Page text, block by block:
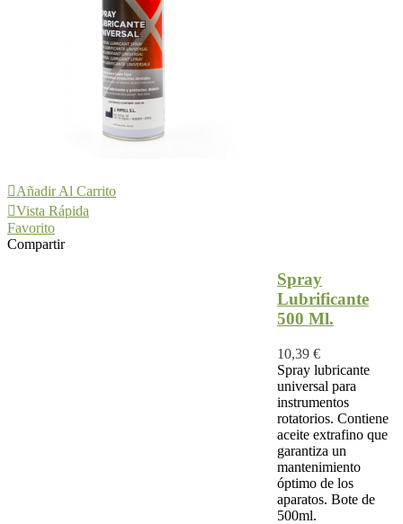
Añadir Al Carrito
Vista Rápida
Favorito
Compartir
Spray
Lubrificante
500 Ml.
10,39 €
Spray lubricante
universal para
instrumentos
rotatorios. Contiene
aceite extrafino que
garantiza un
mantenimiento
óptimo de los
aparatos. Bote de
500ml.